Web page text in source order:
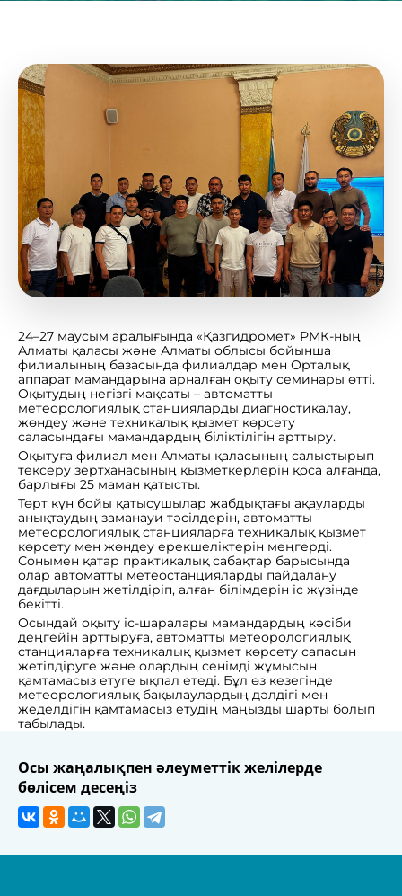
24–27 маусым аралығында «Қазгидромет» РМК-ның
Алматы қаласы және Алматы облысы бойынша
филиалының базасында филиалдар мен Орталық
аппарат мамандарына арналған оқыту семинары өтті.
Оқытудың негізгі мақсаты – автоматты
метеорологиялық станцияларды диагностикалау,
жөндеу және техникалық қызмет көрсету
саласындағы мамандардың біліктілігін арттыру.
Оқытуға филиал мен Алматы қаласының салыстырып
тексеру зертханасының қызметкерлерін қоса алғанда,
барлығы 25 маман қатысты.
Төрт күн бойы қатысушылар жабдықтағы ақауларды
анықтаудың заманауи тәсілдерін, автоматты
метеорологиялық станцияларға техникалық қызмет
көрсету мен жөндеу ерекшеліктерін меңгерді.
Сонымен қатар практикалық сабақтар барысында
олар автоматты метеостанцияларды пайдалану
дағдыларын жетілдіріп, алған білімдерін іс жүзінде
бекітті.
Осындай оқыту іс-шаралары мамандардың кәсіби
деңгейін арттыруға, автоматты метеорологиялық
станцияларға техникалық қызмет көрсету сапасын
жетілдіруге және олардың сенімді жұмысын
қамтамасыз етуге ықпал етеді. Бұл өз кезегінде
метеорологиялық бақылаулардың дәлдігі мен
жеделдігін қамтамасыз етудің маңызды шарты болып
табылады.
Осы жаңалықпен әлеуметтік желілерде
бөлісем десеңіз